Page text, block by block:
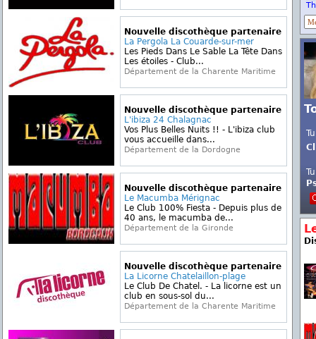
Nouvelle discothèque partenaire
La Pergola La Couarde-sur-mer
Les Pieds Dans Le Sable La Tête Dans
Les étoiles - Club...
Département de la Charente Maritime
Nouvelle discothèque partenaire
L'ibiza 24 Chalagnac
Vos Plus Belles Nuits !! - L'ibiza club
vous accueille dans...
Département de la Dordogne
Nouvelle discothèque partenaire
Le Macumba Mérignac
Le Club 100% Fiesta - Depuis plus de
40 ans, le macumba de...
Département de la Gironde
Nouvelle discothèque partenaire
La Licorne Chatelaillon-plage
Le Club De Chatel. - La licorne est un
club en sous-sol du...
Département de la Charente Maritime